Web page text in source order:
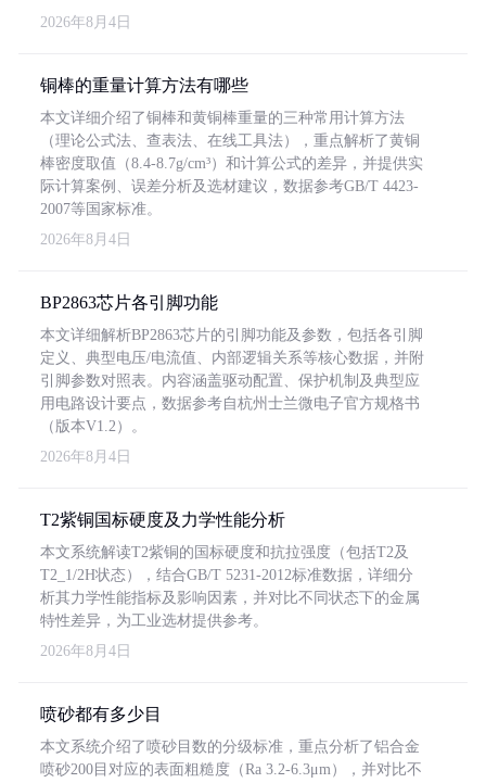
2026年8月4日
铜棒的重量计算方法有哪些
本文详细介绍了铜棒和黄铜棒重量的三种常用计算方法
（理论公式法、查表法、在线工具法），重点解析了黄铜
棒密度取值（8.4-8.7g/cm³）和计算公式的差异，并提供实
际计算案例、误差分析及选材建议，数据参考GB/T 4423-
2007等国家标准。
2026年8月4日
BP2863芯片各引脚功能
本文详细解析BP2863芯片的引脚功能及参数，包括各引脚
定义、典型电压/电流值、内部逻辑关系等核心数据，并附
引脚参数对照表。内容涵盖驱动配置、保护机制及典型应
用电路设计要点，数据参考自杭州士兰微电子官方规格书
（版本V1.2）。
2026年8月4日
T2紫铜国标硬度及力学性能分析
本文系统解读T2紫铜的国标硬度和抗拉强度（包括T2及
T2_1/2H状态），结合GB/T 5231-2012标准数据，详细分
析其力学性能指标及影响因素，并对比不同状态下的金属
特性差异，为工业选材提供参考。
2026年8月4日
喷砂都有多少目
本文系统介绍了喷砂目数的分级标准，重点分析了铝合金
喷砂200目对应的表面粗糙度（Ra 3.2-6.3μm），并对比不